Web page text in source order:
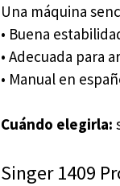
Una máquina
• Buena
• Adecuada para
• Manual en
Cuándo elegirla:
Singer 1409